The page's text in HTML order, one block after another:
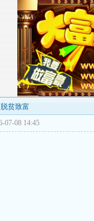
贫致富
07-08 14:45